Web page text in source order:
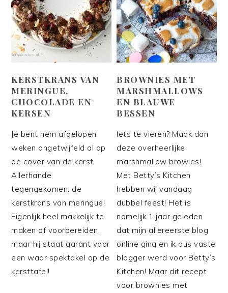
KERSTKRANS VAN
MERINGUE,
CHOCOLADE EN
KERSEN
Je bent hem afgelopen
weken ongetwijfeld al op
de cover van de kerst
Allerhande
tegengekomen: de
kerstkrans van meringue!
Eigenlijk heel makkelijk te
maken of voorbereiden,
maar hij staat garant voor
een waar spektakel op de
kersttafel!
BROWNIES MET
MARSHMALLOWS
EN BLAUWE
BESSEN
Iets te vieren? Maak dan
deze overheerlijke
marshmallow browies!
Met Betty’s Kitchen
hebben wij vandaag
dubbel feest! Het is
namelijk 1 jaar geleden
dat mijn allereerste blog
online ging en ik dus vaste
blogger werd voor Betty’s
Kitchen! Maar dit recept
voor brownies met